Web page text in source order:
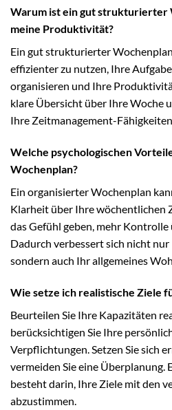
Warum ist ein gut strukturierter
meine Produktivität?
Ein gut strukturierter
effizienter zu nutzen, Ihre
organisieren und Ihre
klare Übersicht über Ihre Woche
Ihre Zeitmanagement-
Welche psychologischen
Wochenplan?
Ein organisierter Wochenplan
Klarheit über Ihre wöchentlichen
das Gefühl geben, mehr Kontrolle
Dadurch verbessert sich nicht
sondern auch Ihr allgemeines
Wie setze ich realistische Ziele
Beurteilen Sie Ihre Kapazitäten
berücksichtigen Sie Ihre
Verpflichtungen. Setzen Sie sich
vermeiden Sie eine Überplanung.
besteht darin, Ihre Ziele mit den
abzustimmen.